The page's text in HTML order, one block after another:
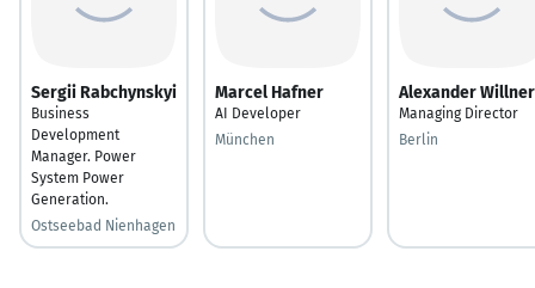
Sergii Rabchynskyi
Business
Development
Manager. Power
System Power
Generation.
Ostseebad Nienhagen
Marcel Hafner
AI Developer
München
Alexander Willner
Managing Director
Berlin